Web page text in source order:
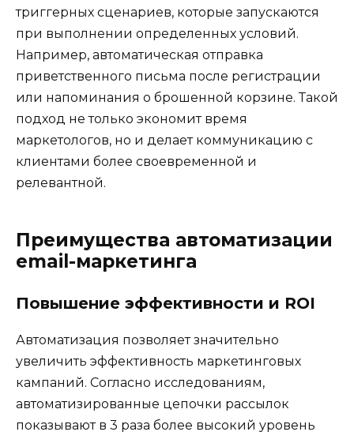
триггерных сценариев, которые запускаются
при выполнении определенных условий.
Например, автоматическая отправка
приветственного письма после регистрации
или напоминания о брошенной корзине. Такой
подход не только экономит время
маркетологов, но и делает коммуникацию с
клиентами более своевременной и
релевантной.
Преимущества автоматизации
email-маркетинга
Повышение эффективности и ROI
Автоматизация позволяет значительно
увеличить эффективность маркетинговых
кампаний. Согласно исследованиям,
автоматизированные цепочки рассылок
показывают в 3 раза более высокий уровень